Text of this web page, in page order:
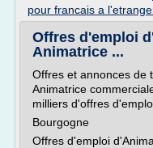
pour francais a
Offres d'emploi
Animatrice ...
Offres et annonces de
Animatrice
milliers d'offres
Bourgogne
Offres d'emploi